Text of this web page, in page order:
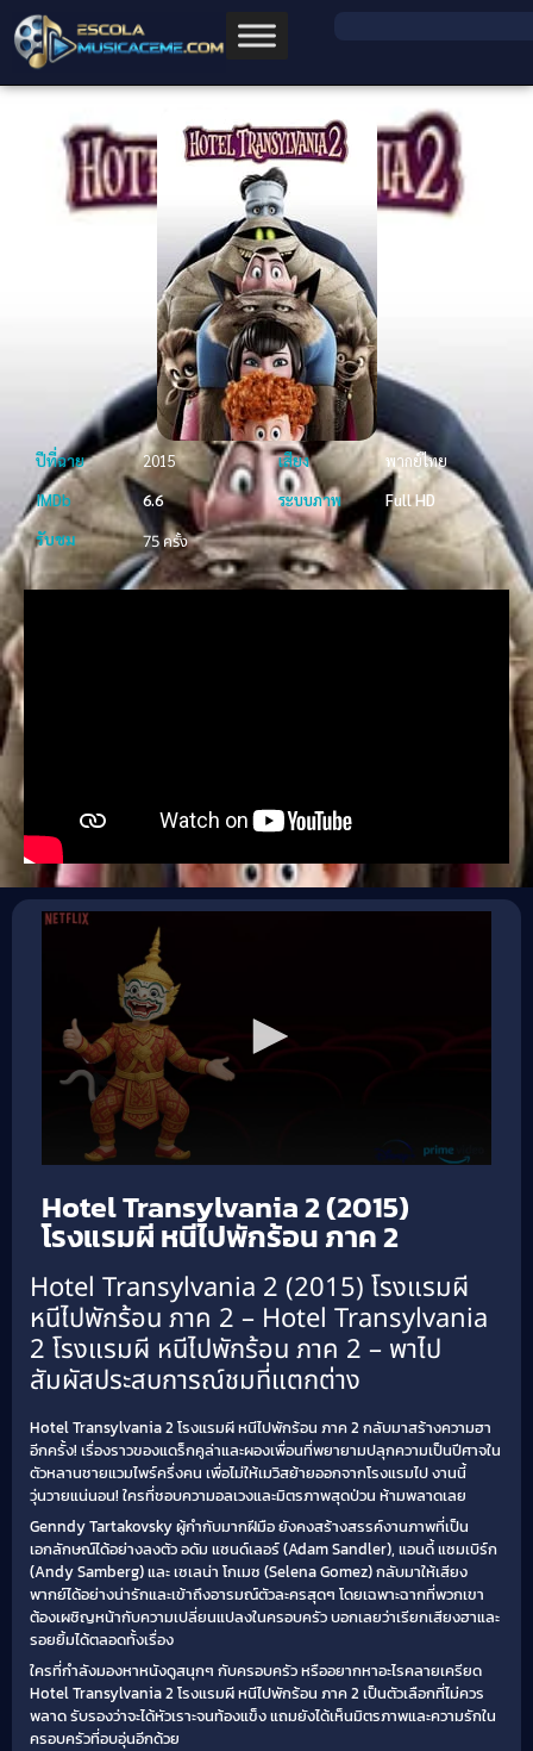
ปีที่ฉาย 2015 เสียง
พากย์ไทย
IMDb
6.6 ระบบภาพ
Full HD
รับชม
75 ครั้ง
Hotel Transylvania 2 (2015)
โรงแรมผี หนีไปพักร้อน ภาค 2
Hotel Transylvania 2 (2015) โรงแรมผี
หนีไปพักร้อน ภาค 2 – Hotel Transylvania
2 โรงแรมผี หนีไปพักร้อน ภาค 2 – พาไป
สัมผัสประสบการณ์ชมที่แตกต่าง
Hotel Transylvania 2 โรงแรมผี หนีไปพักร้อน ภาค 2 กลับมาสร้างความฮา
อีกครั้ง! เรื่องราวของแดร็กคูล่าและผองเพื่อนที่พยายามปลุกความเป็นปีศาจใน
ตัวหลานชายแวมไพร์ครึ่งคน เพื่อไม่ให้เมวิสย้ายออกจากโรงแรมไป งานนี้
วุ่นวายแน่นอน! ใครที่ชอบความอลเวงและมิตรภาพสุดป่วน ห้ามพลาดเลย
Genndy Tartakovsky ผู้กำกับมากฝีมือ ยังคงสร้างสรรค์งานภาพที่เป็น
เอกลักษณ์ได้อย่างลงตัว อดัม แซนด์เลอร์ (Adam Sandler), แอนดี้ แซมเบิร์ก
(Andy Samberg) และ เซเลน่า โกเมซ (Selena Gomez) กลับมาให้เสียง
พากย์ได้อย่างน่ารักและเข้าถึงอารมณ์ตัวละครสุดๆ โดยเฉพาะฉากที่พวกเขา
ต้องเผชิญหน้ากับความเปลี่ยนแปลงในครอบครัว บอกเลยว่าเรียกเสียงฮาและ
รอยยิ้มได้ตลอดทั้งเรื่อง
ใครที่กำลังมองหาหนังดูสนุกๆ กับครอบครัว หรืออยากหาอะไรคลายเครียด
Hotel Transylvania 2 โรงแรมผี หนีไปพักร้อน ภาค 2 เป็นตัวเลือกที่ไม่ควร
พลาด รับรองว่าจะได้หัวเราะจนท้องแข็ง แถมยังได้เห็นมิตรภาพและความรักใน
ครอบครัวที่อบอุ่นอีกด้วย